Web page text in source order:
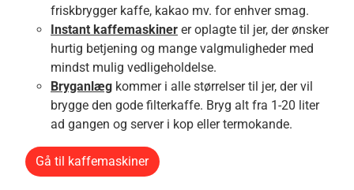
friskbrygger kaffe, kakao mv. for enhver smag.
Instant kaffemaskiner er oplagte til jer, der ønsker
hurtig betjening og mange valgmuligheder med
mindst mulig vedligeholdelse.
Bryganlæg kommer i alle størrelser til jer, der vil
brygge den gode filterkaffe. Bryg alt fra 1-20 liter
ad gangen og server i kop eller termokande.
Gå til kaffemaskiner